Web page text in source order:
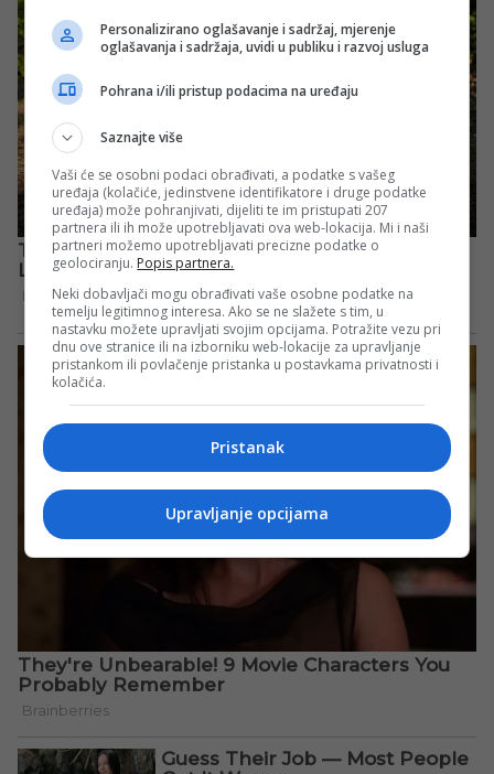
Personalizirano oglašavanje i sadržaj, mjerenje
oglašavanja i sadržaja, uvidi u publiku i razvoj usluga
Pohrana i/ili pristup podacima na uređaju
Saznajte više
Vaši će se osobni podaci obrađivati, a podatke s vašeg
uređaja (kolačiće, jedinstvene identifikatore i druge podatke
uređaja) može pohranjivati, dijeliti te im pristupati 207
partnera ili ih može upotrebljavati ova web-lokacija. Mi i naši
partneri možemo upotrebljavati precizne podatke o
geolociranju. Popis partnera.
Neki dobavljači mogu obrađivati vaše osobne podatke na
temelju legitimnog interesa. Ako se ne slažete s tim, u
nastavku možete upravljati svojim opcijama. Potražite vezu pri
dnu ove stranice ili na izborniku web-lokacije za upravljanje
pristankom ili povlačenje pristanka u postavkama privatnosti i
kolačića.
Pristanak
Upravljanje opcijama